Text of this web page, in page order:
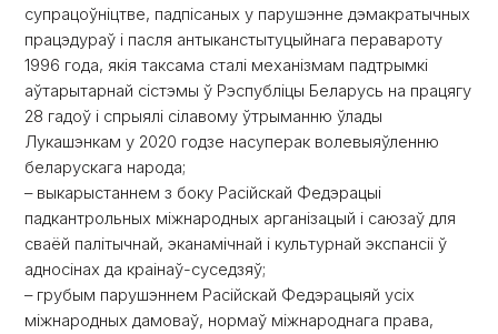
супрацоўніцтве, падпісаных у парушэнне дэмакратычных
працэдураў і пасля антыканстытуцыйнага перавароту
1996 года, якія таксама сталі механізмам падтрымкі
аўтарытарнай сістэмы ў Рэспубліцы Беларусь на працягу
28 гадоў і спрыялі сілавому ўтрыманню ўлады
Лукашэнкам у 2020 годзе насуперак волевыяўленню
беларускага народа;
– выкарыстаннем з боку Расійскай Федэрацыі
падкантрольных міжнародных арганізацый і саюзаў для
сваёй палітычнай, эканамічнай і культурнай экспансіі ў
адносінах да краінаў-суседзяў;
– грубым парушэннем Расійскай Федэрацыяй усіх
міжнародных дамоваў, нормаў міжнароднага права,